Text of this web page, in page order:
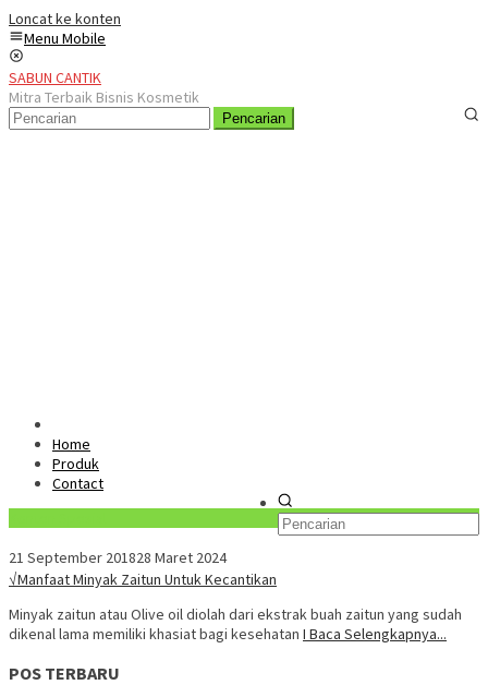
Loncat ke konten
Menu Mobile
SABUN CANTIK
Mitra Terbaik Bisnis Kosmetik
Pencarian
Home
Produk
Contact
21 September 201828 Maret 2024
√Manfaat Minyak Zaitun Untuk Kecantikan
Minyak zaitun atau Olive oil diolah dari ekstrak buah zaitun yang sudah
dikenal lama memiliki khasiat bagi kesehatan I Baca Selengkapnya...
POS TERBARU